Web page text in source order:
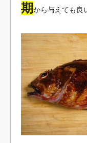
期から与えても良